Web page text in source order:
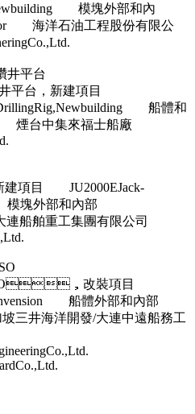
模塊外部和內
海洋石油工程股份有限公
井平台
台，新建項目
船體和
煙台中集來福士船廠
新建項目 JU2000EJack-
模塊外部和內部
連船舶重工集團有限公司
，改裝項目
船體外部和內部
井海洋開發/大連中遠船務工